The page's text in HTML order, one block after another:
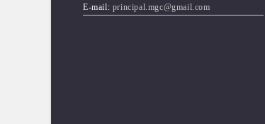
E-mail: principal.mgc@gmail.com